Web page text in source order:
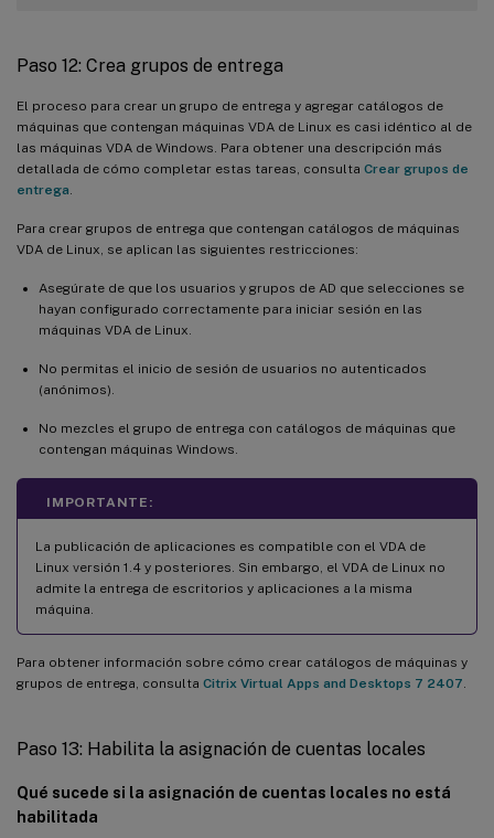
Paso 12: Crea grupos de entrega
El proceso para crear un grupo de entrega y agregar catálogos de
máquinas que contengan máquinas VDA de Linux es casi idéntico al de
las máquinas VDA de Windows. Para obtener una descripción más
detallada de cómo completar estas tareas, consulta Crear grupos de
entrega
Para crear grupos de entrega que contengan catálogos de máquinas
VDA de Linux, se aplican las siguientes restricciones:
Asegúrate de que los usuarios y grupos de AD que selecciones se
hayan configurado correctamente para iniciar sesión en las
máquinas VDA de Linux.
No permitas el inicio de sesión de usuarios no autenticados
(anónimos).
No mezcles el grupo de entrega con catálogos de máquinas que
contengan máquinas Windows.
IMPORTANTE:
La publicación de aplicaciones es compatible con el VDA de
Linux versión 1.4 y posteriores. Sin embargo, el VDA de Linux no
admite la entrega de escritorios y aplicaciones a la misma
máquina.
Para obtener información sobre cómo crear catálogos de máquinas y
grupos de entrega, consulta Citrix Virtual Apps and Desktops 7 2407
Paso 13: Habilita la asignación de cuentas locales
Qué sucede si la asignación de cuentas locales no está
habilitada